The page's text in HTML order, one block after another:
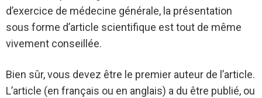
d’exercice de médecine générale, la présentation
sous forme d’article scientifique est tout de même
vivement conseillée.
Bien sûr, vous devez être le premier auteur de l’article.
L’article (en français ou en anglais) a du être publié, ou